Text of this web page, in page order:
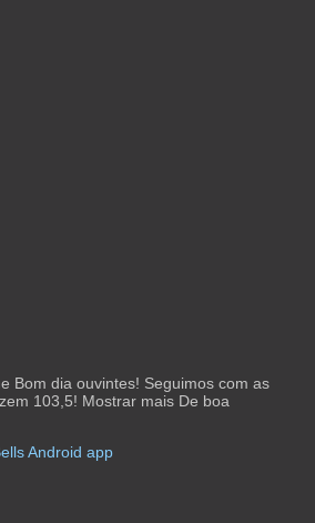
Bom dia ouvintes! Seguimos com as
103,5! Mostrar mais De boa